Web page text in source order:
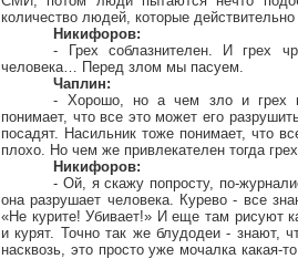
количество людей, которые
Никифоров:
- Грех соблазнителен. И грех
человека… Перед злом мы пасуем.
Чаплин:
- Хорошо, но а чем зло и грех
понимает, что все это может его
посадят. Насильник тоже понимает, что
плохо. Но чем же привлекателен тогда
Никифоров:
- Ой, я скажу попросту, по-
она разрушает человека. Курево - все
«Не курите! Убивает!» И еще там рисуют
и курят. Точно так жеблудодеи - знают,
насквозь, это просто уже мочалка какая-